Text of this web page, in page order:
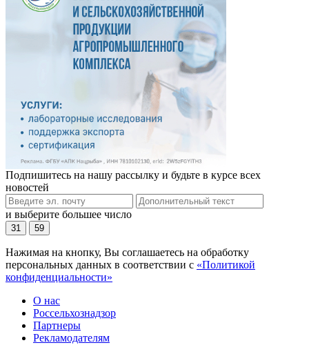
Подпишитесь на нашу рассылку и будьте в курсе всех
новостей
и выберите большее число
31 59
Нажимая на кнопку, Вы соглашаетесь на обработку
персональных данных в соответствии с «Политикой
конфиденциальности»
О нас
Россельхознадзор
Партнеры
Рекламодателям